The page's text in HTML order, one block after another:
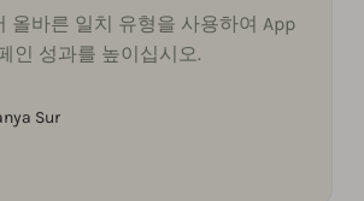
올바른 일치 유형을 사용하여 App
인 성과를 높이십시오.
Sur